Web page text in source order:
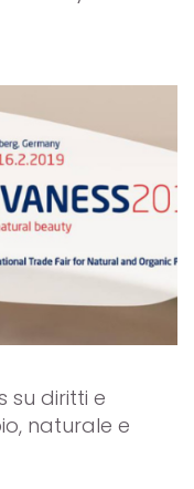
su diritti e
naturale e